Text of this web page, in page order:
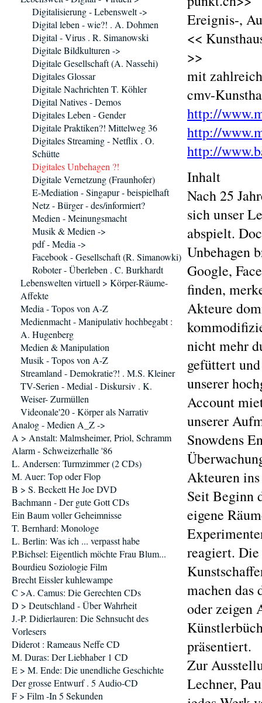
Ereignis-,
<<
>>
mit
cmv-
http://
http://
http://
Inhalt
Nach 25
sich unser
abspielt.
Unbehagen
Google,
finden,
Akteure
nicht mehr
gefüttert
unserer
Account
unserer
Snowdens
Akteuren
Seit Beginn
eigene
reagiert.
machen das
oder zeigen
präsentiert.
Zur
Lechner,
Digitalisierung - Lebenswelt ->
Digital leben - wie?! . A. Dohmen
Digital - Virus . R. Simanowski
Digitale Bildkulturen ->
Digitale Gesellschaft (A. Nassehi)
Digitales Glossar
Digitale Nachrichten T. Köhler
Digital Natives - Demos
Digitales Leben - Gender
Digitale Praktiken?! Mittelweg 36
Digitales Streaming - Netflix . O.
Schütte
Digitales Unbehagen ?!
Digitale Vernetzung (Fraunhofer)
E-Mediation - Singapur - beispielhaft
Netz - Bürger - des/informiert?
Medien - Meinungsmacht
Musik & Medien ->
pdf - Media ->
Facebook - Gesellschaft (R. Simanowki)
Roboter - Überleben . C. Burkhardt
Lebenswelten virtuell > Körper-Räume-
Affekte
Media - Topos von A-Z
Medienmacht - Manipulativ hochbegabt :
A. Hugenberg
Medien & Manipulation
Musik - Topos von A-Z
Streamland - Demokratie?! . M.S. Kleiner
TV-Serien - Medial - Diskursiv . K.
Weiser- Zurmüllen
Videonale'20 - Körper als Narrativ
Analog - Medien A_Z ->
A > Anstalt: Malmsheimer, Priol, Schramm
Alarm - Schweizerhalle '86
L. Andersen: Turmzimmer (2 CDs)
M. Auer: Top oder Flop
B > S. Beckett He Joe DVD
Bachmann - Der gute Gott CDs
Ein Baum voller Geheimnisse
T. Bernhard: Monologe
L. Berlin: Was ich ... verpasst habe
P.Bichsel: Eigentlich möchte Frau Blum...
Bourdieu Soziologie Film
Brecht Eissler kuhlewampe
C >A. Camus: Die Gerechten CDs
D > Deutschland - Über Wahrheit
J.-P. Didierlauren: Die Sehnsucht des
Vorlesers
Diderot : Rameaus Neffe CD
M. Duras: Der Liebhaber 1 CD
E > M. Ende: Die unendliche Geschichte
Der grosse Entwurf . 5 Audio-CD
F > Film -In 5 Sekunden